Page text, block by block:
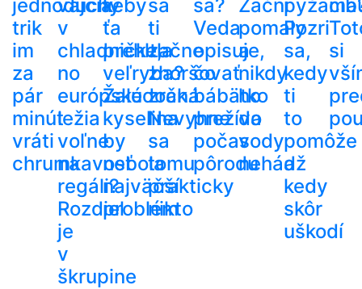
jednoduchý
trik
im
za
pár
minút
vráti
chrumkavosť
vajcia
v
chladničke,
no
európske
ležia
voľne
na
regáli?
Rozdiel
je
v
škrupine
keby
ťa
prehltla
veľryba?
Žalúdočná
kyselina
by
nebola
najväčší
problém
sa
ti
začne
zhoršovať
zrak.
Nevyhne
sa
tomu
prakticky
nikto
sa?
Veda
opisuje,
čo
bábätko
prežíva
počas
pôrodu
Začni
pomaly
a
nikdy
ho
do
vody
nehádž
Pozri
sa,
kedy
ti
to
pomôže
a
kedy
skôr
uškodí
si